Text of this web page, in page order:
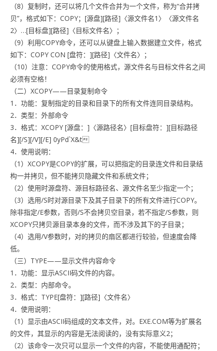
（8）复制时，还可以将几个文件合并为一个文件，称为“合并拷
贝”，格式如下：COPY；[源盘][路径]〈源文件名1〉〈源文件名
2〉…[目标盘][路径]〈目标文件名〉；
（9）利用COPY命令，还可以从键盘上输入数据建立文件，格式
如下：COPY CON [盘符：][路径]〈文件名〉；
（10）注意：COPY命令的使用格式，源文件名与目标文件名之间
必须有空格！
（二）XCOPY——目录复制命令
1．功能：复制指定的目录和目录下的所有文件连同目录结构。
2．类型：外部命令
3．格式：XCOPY [源盘：]〈源路径名〉[目标盘符：][目标路径
名][/S][/V][/E] 0yPd`X&t
4．使用说明：
（1）XCOPY是COPY的扩展，可以把指定的目录连文件和目录结
构一并拷贝，但不能拷贝隐藏文件和系统文件；
（2）使用时源盘符、源目标路径名、源文件名至少指定一个；
（3）选用/S时对源目录下及其子目录下的所有文件进行COPY。
除非指定/E参数，否则/S不会拷贝空目录，若不指定/S参数，则
XCOPY只拷贝源目录本身的文件，而不涉及其下的子目录；
（4）选用/V参数时，对的拷贝的扇区都进行较验，但速度会降
低。
（三）TYPE——显示文件内容命令
1．功能：显示ASCII码文件的内容。
2．类型：内部命令。
3．格式：TYPE[盘符：][路径]〈文件名〉
4．使用说明：
（1）显示由ASCII码组成的文本文件，对。EXE.COM等为扩展名
的文件，其显示的内容是无法阅读的，没有实际意义2；
（2）该命令一次只可以显示一个文件的内容，不能使用通配符；